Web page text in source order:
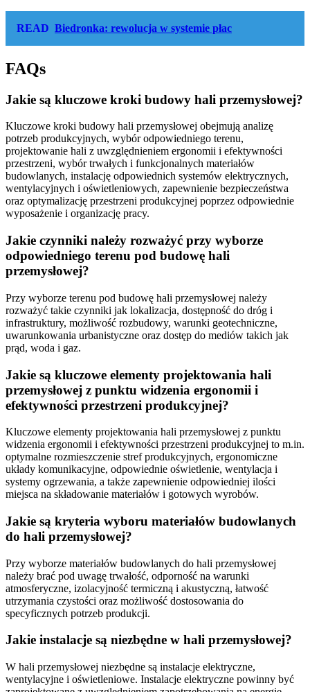
READ Biedronka: rewolucja w systemie płac
FAQs
Jakie są kluczowe kroki budowy hali przemysłowej?
Kluczowe kroki budowy hali przemysłowej obejmują analizę
potrzeb produkcyjnych, wybór odpowiedniego terenu,
projektowanie hali z uwzględnieniem ergonomii i efektywności
przestrzeni, wybór trwałych i funkcjonalnych materiałów
budowlanych, instalację odpowiednich systemów elektrycznych,
wentylacyjnych i oświetleniowych, zapewnienie bezpieczeństwa
oraz optymalizację przestrzeni produkcyjnej poprzez odpowiednie
wyposażenie i organizację pracy.
Jakie czynniki należy rozważyć przy wyborze
odpowiedniego terenu pod budowę hali
przemysłowej?
Przy wyborze terenu pod budowę hali przemysłowej należy
rozważyć takie czynniki jak lokalizacja, dostępność do dróg i
infrastruktury, możliwość rozbudowy, warunki geotechniczne,
uwarunkowania urbanistyczne oraz dostęp do mediów takich jak
prąd, woda i gaz.
Jakie są kluczowe elementy projektowania hali
przemysłowej z punktu widzenia ergonomii i
efektywności przestrzeni produkcyjnej?
Kluczowe elementy projektowania hali przemysłowej z punktu
widzenia ergonomii i efektywności przestrzeni produkcyjnej to m.in.
optymalne rozmieszczenie stref produkcyjnych, ergonomiczne
układy komunikacyjne, odpowiednie oświetlenie, wentylacja i
systemy ogrzewania, a także zapewnienie odpowiedniej ilości
miejsca na składowanie materiałów i gotowych wyrobów.
Jakie są kryteria wyboru materiałów budowlanych
do hali przemysłowej?
Przy wyborze materiałów budowlanych do hali przemysłowej
należy brać pod uwagę trwałość, odporność na warunki
atmosferyczne, izolacyjność termiczną i akustyczną, łatwość
utrzymania czystości oraz możliwość dostosowania do
specyficznych potrzeb produkcji.
Jakie instalacje są niezbędne w hali przemysłowej?
W hali przemysłowej niezbędne są instalacje elektryczne,
wentylacyjne i oświetleniowe. Instalacje elektryczne powinny być